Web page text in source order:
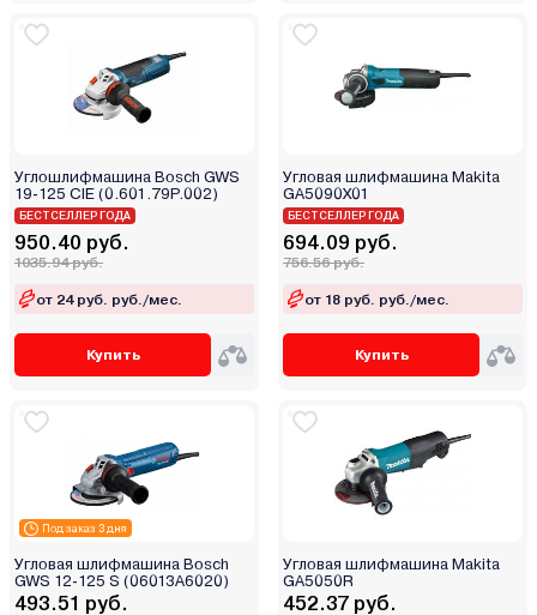
Углошлифмашина Bosch GWS
19-125 CIE (0.601.79P.002)
БЕСТСЕЛЛЕР ГОДА
950.40 руб.
1035.94 руб.
от 24 руб. руб./мес.
Купить
Угловая шлифмашина Makita
GA5090X01
БЕСТСЕЛЛЕР ГОДА
694.09 руб.
756.56 руб.
от 18 руб. руб./мес.
Купить
Под заказ 3 дня
Угловая шлифмашина Bosch
GWS 12-125 S (06013A6020)
493.51 руб.
Угловая шлифмашина Makita
GA5050R
452.37 руб.